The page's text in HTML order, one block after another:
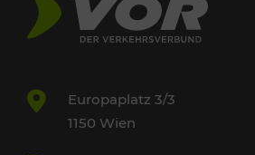
Europaplatz 3/3
1150 Wien